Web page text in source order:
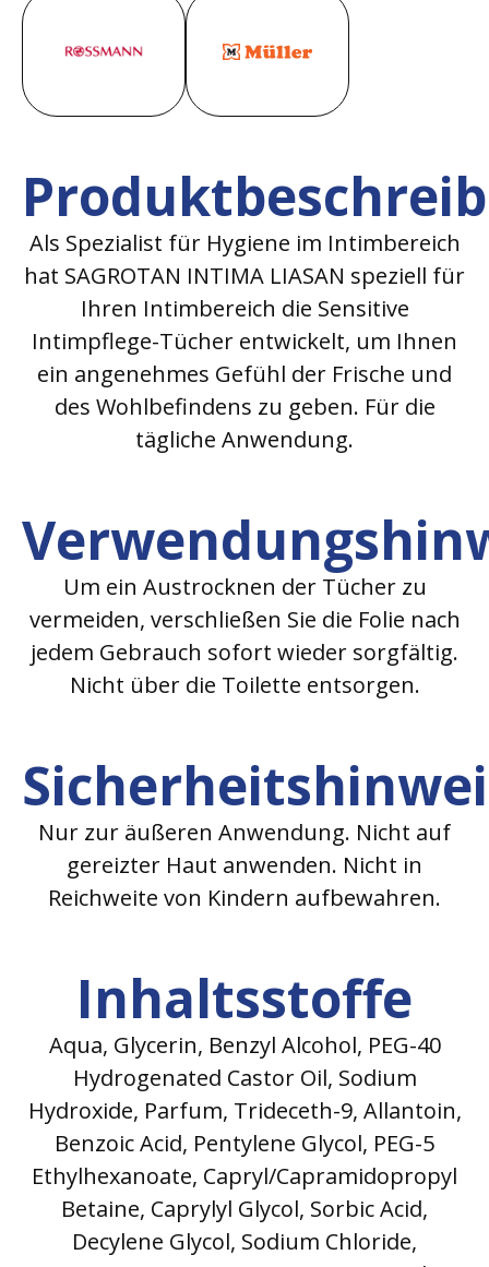
Als Spezialist für Hygiene im Intimbereich
hat SAGROTAN INTIMA LIASAN speziell für
Ihren Intimbereich die Sensitive
Intimpflege-Tücher entwickelt, um Ihnen
ein angenehmes Gefühl der Frische und
des Wohlbefindens zu geben. Für die
tägliche Anwendung.
Um ein Austrocknen der Tücher zu
vermeiden, verschließen Sie die Folie nach
jedem Gebrauch sofort wieder sorgfältig.
Nicht über die Toilette entsorgen.
Nur zur äußeren Anwendung. Nicht auf
gereizter Haut anwenden. Nicht in
Reichweite von Kindern aufbewahren.
Inhaltsstoffe
Aqua, Glycerin, Benzyl Alcohol, PEG-40
Hydrogenated Castor Oil, Sodium
Hydroxide, Parfum, Trideceth-9, Allantoin,
Benzoic Acid, Pentylene Glycol, PEG-5
Ethylhexanoate, Capryl/Capramidopropyl
Betaine, Caprylyl Glycol, Sorbic Acid,
Decylene Glycol, Sodium Chloride,